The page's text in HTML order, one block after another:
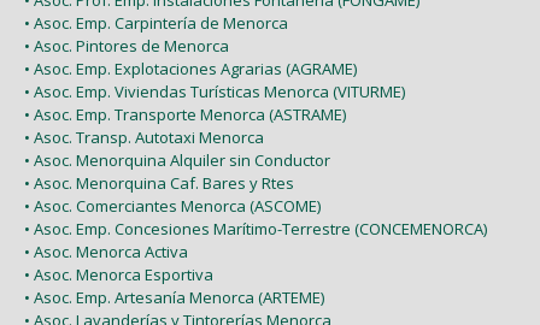
• Asoc. Emp. Carpintería de Menorca
• Asoc. Pintores de Menorca
• Asoc. Emp. Explotaciones Agrarias (AGRAME)
• Asoc. Emp. Viviendas Turísticas Menorca (VITURME)
• Asoc. Emp. Transporte Menorca (ASTRAME)
• Asoc. Transp. Autotaxi Menorca
• Asoc. Menorquina Alquiler sin Conductor
• Asoc. Menorquina Caf. Bares y Rtes
• Asoc. Comerciantes Menorca (ASCOME)
• Asoc. Emp. Concesiones Marítimo-Terrestre (CONCEMENORCA)
• Asoc. Menorca Activa
• Asoc. Menorca Esportiva
• Asoc. Emp. Artesanía Menorca (ARTEME)
• Asoc. Lavanderías y Tintorerías Menorca